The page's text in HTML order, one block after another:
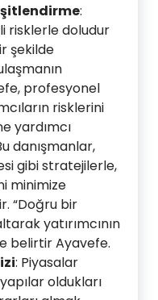
:
risklerle doludur
şekilde
profesyonel
risklerini
yardımcı
danışmanlar,
gibi stratejilerle,
minimize
“Doğru bir
yatırımcının
belirtir Ayavefe.
: Piyasalar
oldukları